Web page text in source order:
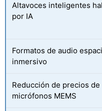
Altavoces inteligentes
por IA
Formatos de audio
inmersivo
Reducción de precios de
micrófonos MEMS